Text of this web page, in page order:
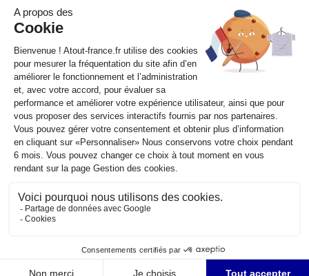
RÉPUBLIQUE
FRANÇAISE
legifrance.gouv.fr
gouvernement.fr
service-public.fr
data.gouv.fr
Plan du site Qui sommes-nous ? Marchés publics
partiellement conforme
Sauf mention contraire, tous les contenus de ce site sont sous
etalab-2.0